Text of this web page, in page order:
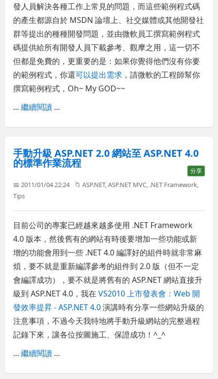
發人員解決各種工作上常見的問題，而這些範例程式碼
的產生都源自於 MSDN 論壇上、社交媒體或其他開發社
群等提出的種種開發問題，並由微軟員工撰寫範例程式
碼提供給所有開發人員下載參考、觀摩之用，這一切不
但都是免費的，更重要的是：如果你覺得他們沒有你要
的範例程式，你還可以提出需求 ，請微軟的工程師幫你
撰寫範例程式，Oh~ My GOD~~
...繼續閱讀 ...
手動升級 ASP.NET 2.0 網站至 ASP.NET 4.0
的標準作業流程
分享
📅 2011/01/04 22:24 📁ASP.NET,ASP.NET MVC .NET Framework
Tips
目前公司的專案已經越來越多使用 .NET Framework
4.0 版本，然後舊有的網站有時後要增加一些功能或新
增的功能會用到一些 .NET 4.0 編譯好的組件時就非常麻
煩，要不就是重新編譯參考的組件到 2.0 版（但不一定
會編譯成功），要不就是將舊有的 ASP.NET 網站直接升
級到 ASP.NET 4.0，我在VS2010 上市發表會：Web 開
發效率提昇 - ASP.NET 4.0演講時有分享一些網站升級的
注意事項，不過今天我特地將手動升級網站的完整過程
記錄下來，讓各位按圖施工、保證成功！^_^
...繼續閱讀 ...